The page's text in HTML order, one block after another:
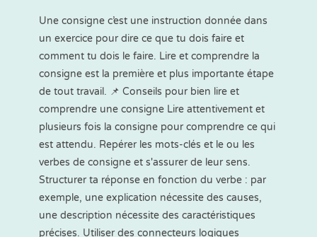
Une consigne c’est une instruction donnée dans
un exercice pour dire ce que tu dois faire et
comment tu dois le faire. Lire et comprendre la
consigne est la première et plus importante étape
de tout travail. 📌 Conseils pour bien lire et
comprendre une consigne Lire attentivement et
plusieurs fois la consigne pour comprendre ce qui
est attendu. Repérer les mots-clés et le ou les
verbes de consigne et s'assurer de leur sens.
Structurer ta réponse en fonction du verbe : par
exemple, une explication nécessite des causes,
une description nécessite des caractéristiques
précises. Utiliser des connecteurs logiques